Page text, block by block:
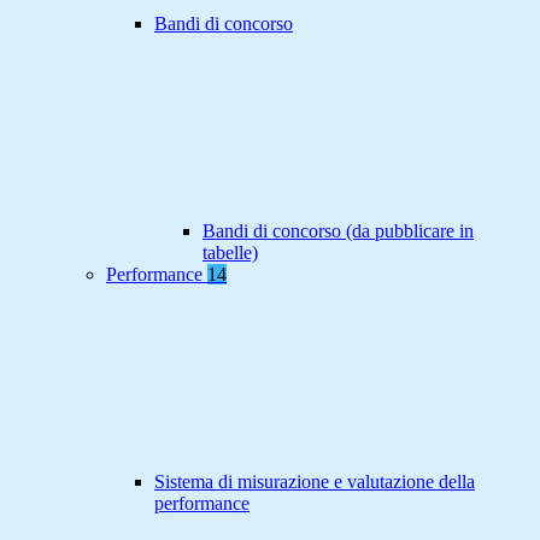
Bandi di concorso
Bandi di concorso (da pubblicare in
tabelle)
Performance 14
Sistema di misurazione e valutazione della
performance